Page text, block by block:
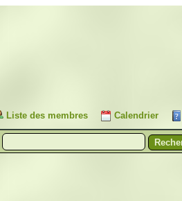
Liste des membres Calendrier